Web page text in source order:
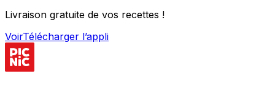
Livraison gratuite de vos recettes !
VoirTélécharger l’appli